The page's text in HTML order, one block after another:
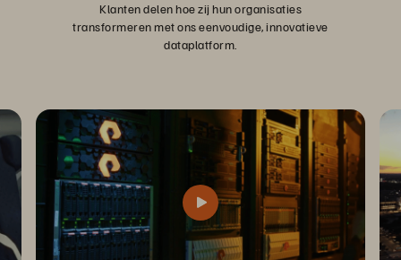
Klanten delen hoe zij hun organisaties
transformeren met ons eenvoudige, innovatieve
dataplatform.